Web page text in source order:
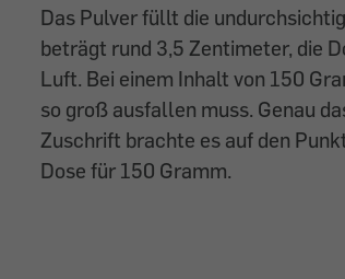
Das Pulver füllt die
beträgt rund 3,5 Zentimeter, die
Luft. Bei einem Inhalt von 150
so groß ausfallen muss. Genau
Zuschrift brachte es auf den
Dose für 150 Gramm.